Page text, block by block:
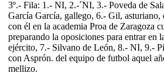
3º.- Fila: 1.- NI, 2.-´NI, 3.- Poveda de
García García, gallego, 6.- Gil, asturiano,
con él en la academia Proa de Zaragoza
preparando la oposiciones para entrar en
ejército, 7.- Silvano de León, 8.- NI, 9.-
con Asprón. del equipo de futbol aquel
mellizo.